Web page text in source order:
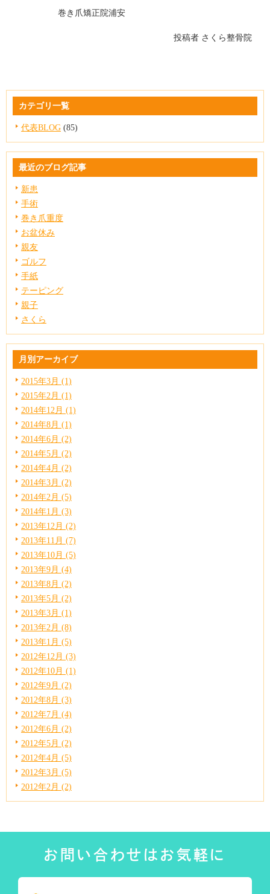
巻き爪矯正院浦安
投稿者 さくら整骨院
カテゴリ一覧
代表BLOG (85)
最近のブログ記事
新患
手術
巻き爪重度
お盆休み
親友
ゴルフ
手紙
テーピング
親子
さくら
月別アーカイブ
2015年3月 (1)
2015年2月 (1)
2014年12月 (1)
2014年8月 (1)
2014年6月 (2)
2014年5月 (2)
2014年4月 (2)
2014年3月 (2)
2014年2月 (5)
2014年1月 (3)
2013年12月 (2)
2013年11月 (7)
2013年10月 (5)
2013年9月 (4)
2013年8月 (2)
2013年5月 (2)
2013年3月 (1)
2013年2月 (8)
2013年1月 (5)
2012年12月 (3)
2012年10月 (1)
2012年9月 (2)
2012年8月 (3)
2012年7月 (4)
2012年6月 (2)
2012年5月 (2)
2012年4月 (5)
2012年3月 (5)
2012年2月 (2)
お問い合わせはお気軽に